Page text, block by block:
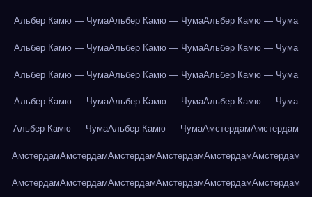
Альбер Камю — ЧумаАльбер Камю — ЧумаАльбер Камю — Чума
Альбер Камю — ЧумаАльбер Камю — ЧумаАльбер Камю — Чума
Альбер Камю — ЧумаАльбер Камю — ЧумаАльбер Камю — Чума
Альбер Камю — ЧумаАльбер Камю — ЧумаАльбер Камю — Чума
Альбер Камю — ЧумаАльбер Камю — ЧумаАмстердамАмстердам
АмстердамАмстердамАмстердамАмстердамАмстердамАмстердам
АмстердамАмстердамАмстердамАмстердамАмстердамАмстердам